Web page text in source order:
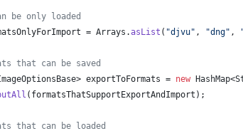
be only loaded
= Arrays .asList ( "djvu" , "dng" ,
that can be saved
> exportToFormats = new HashMap<
( formatsThatSupportExportAndImport );
that can be loaded